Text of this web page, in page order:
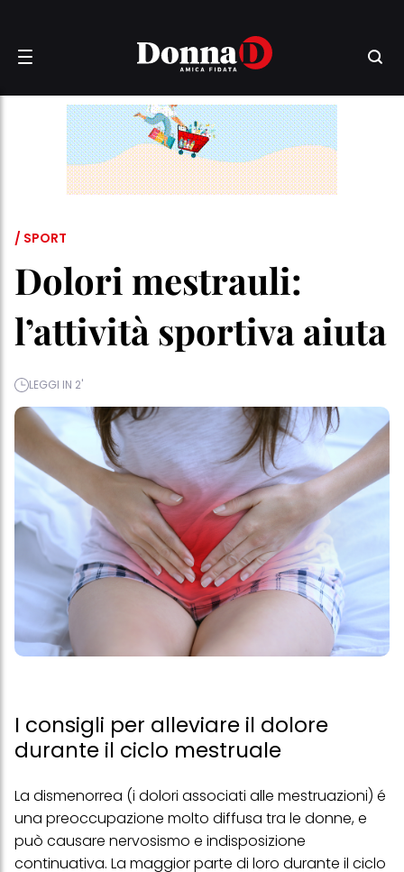
/ SPORT
Dolori mestrauli:
l’attività sportiva aiuta
LEGGI IN 2'
I consigli per alleviare il dolore
durante il ciclo mestruale
La dismenorrea (i dolori associati alle mestruazioni) é
una preoccupazione molto diffusa tra le donne, e
può causare nervosismo e indisposizione
continuativa. La maggior parte di loro durante il ciclo